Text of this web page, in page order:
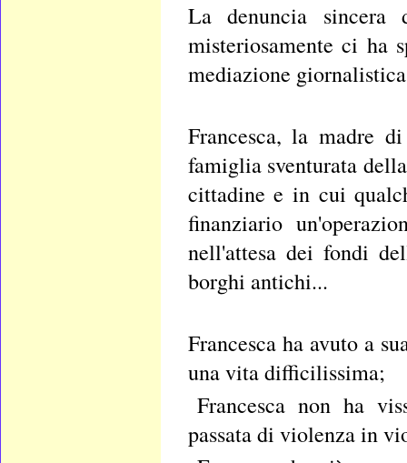
La denuncia
misteriosamente ci ha
mediazione
Francesca, la madre
famiglia sventurata
cittadine e in cui
finanziario
nell'attesa dei fondi
borghi antichi...
Francesca ha avuto a
una vita difficilissima;
Francesca non ha
passata di violenza in